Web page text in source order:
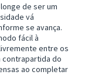
de ser um
vá
se avança.
fácil à
entre os
contrapartida do
ao completar